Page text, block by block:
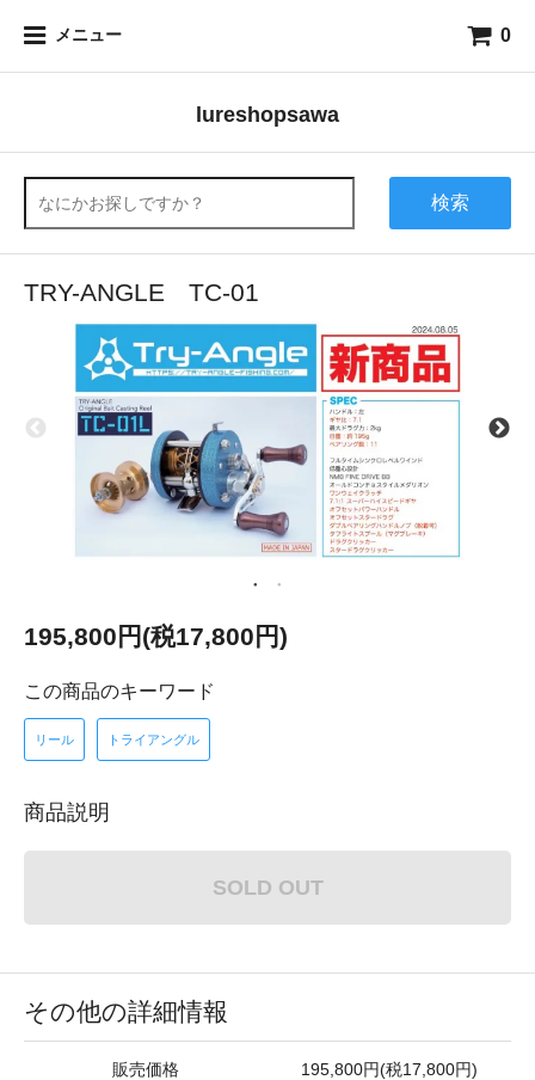
メニュー 0
lureshopsawa
検索
TRY-ANGLE TC-01
195,800円(税17,800円)
この商品のキーワード
リール トライアングル
商品説明
SOLD OUT
その他の詳細情報
販売価格 195,800円(税17,800円)